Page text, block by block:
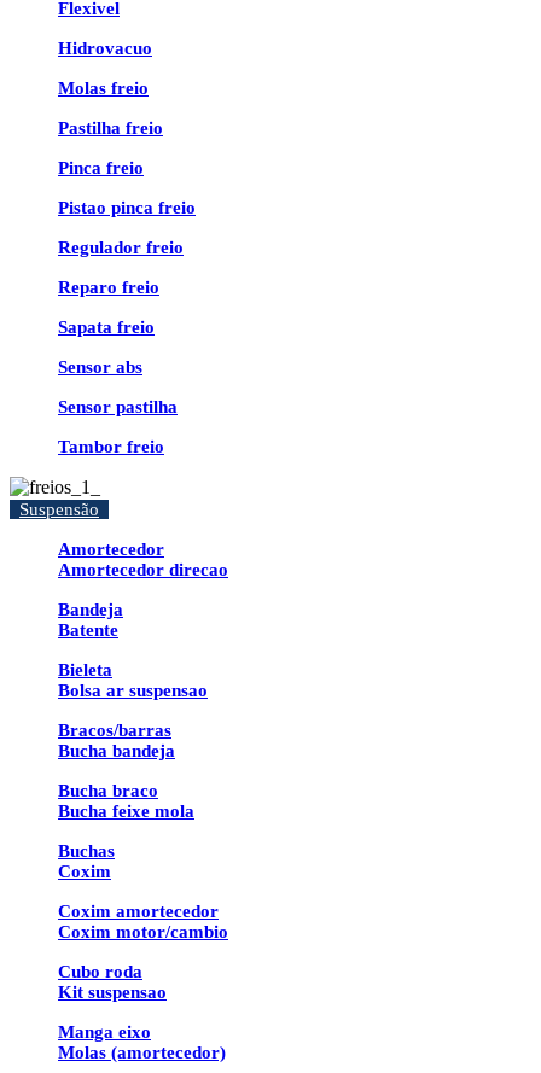
Flexivel
Hidrovacuo
Molas freio
Pastilha freio
Pinca freio
Pistao pinca freio
Regulador freio
Reparo freio
Sapata freio
Sensor abs
Sensor pastilha
Tambor freio
Suspensão
Amortecedor
Amortecedor direcao
Bandeja
Batente
Bieleta
Bolsa ar suspensao
Bracos/barras
Bucha bandeja
Bucha braco
Bucha feixe mola
Buchas
Coxim
Coxim amortecedor
Coxim motor/cambio
Cubo roda
Kit suspensao
Manga eixo
Molas (amortecedor)